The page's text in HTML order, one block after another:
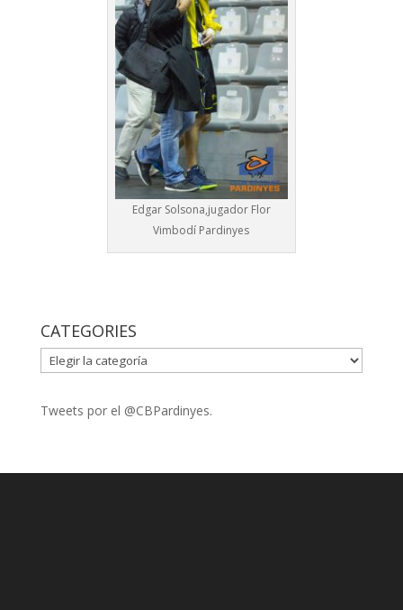
Edgar Solsona,jugador Flor
Vimbodí Pardinyes
CATEGORIES
CATEGORIES
Tweets por el @CBPardinyes.